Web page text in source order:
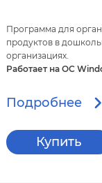
Программа для
продуктов в
организациях.
Работает на ОС
Подробнее
Купить